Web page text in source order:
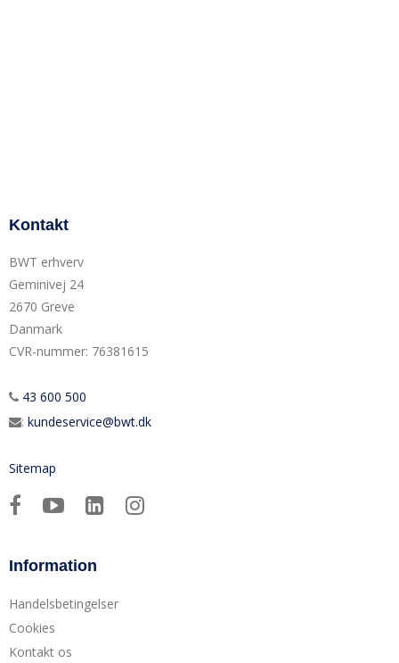
Kontakt
BWT erhverv
Geminivej 24
2670 Greve
Danmark
CVR-nummer: 76381615
43 600 500
: kundeservice@bwt.dk
Sitemap
Information
Handelsbetingelser
Cookies
Kontakt os